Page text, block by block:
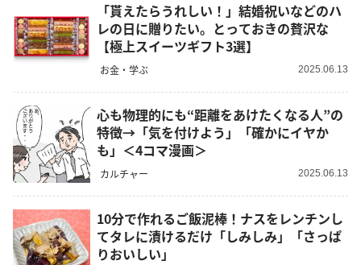
「貰えたらうれしい！」結婚祝いなどのハ
レの日に贈りたい。とっておきの贅沢な
【極上スイーツギフト3選】
お金・学ぶ 2025.06.13
心も物理的にも“距離をあけたくなる人”の
特徴→「気を付けよう」「確かにイヤか
も」＜4コマ漫画＞
カルチャー 2025.06.13
10分で作れるご飯泥棒！ナスをレンチンし
てタレに漬けるだけ「しみしみ」「さっぱ
りおいしい」